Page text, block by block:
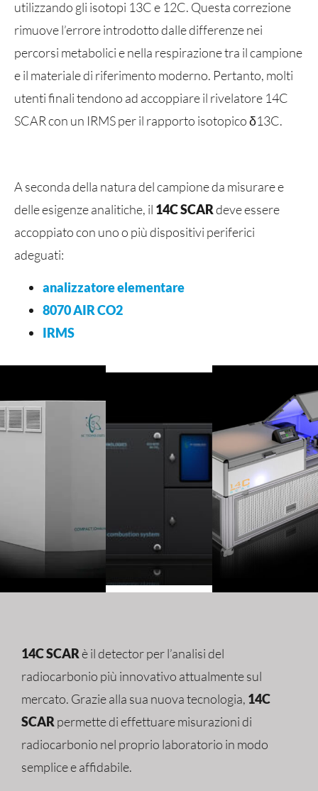
utilizzando gli isotopi 13C e 12C. Questa correzione
rimuove l’errore introdotto dalle differenze nei
percorsi metabolici e nella respirazione tra il campione
e il materiale di riferimento moderno. Pertanto, molti
utenti finali tendono ad accoppiare il rivelatore 14C
SCAR con un IRMS per il rapporto isotopico δ13C.
A seconda della natura del campione da misurare e
delle esigenze analitiche, il 14C SCARdeve essere
accoppiato con uno o più dispositivi periferici
adeguati:
analizzatore elementare
8070 AIR CO2
IRMS
14C SCARè il detector per l’analisi del
radiocarbonio più innovativo attualmente sul
mercato. Grazie alla sua nuova tecnologia, 14C
SCAR permette di effettuare misurazioni di
radiocarbonio nel proprio laboratorio in modo
semplice e affidabile.